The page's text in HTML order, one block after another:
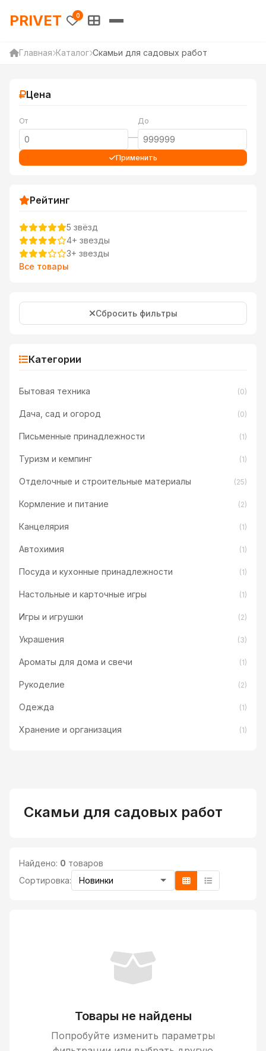
PRIVET — Каталог товаров
PRIVET 0
Главная Каталог Скамьи для садовых работ
Цена
От
—
До
Применить
Рейтинг
5 звёзд
4+ звезды
3+ звезды
Все товары
Сбросить фильтры
Категории
Бытовая техника (0)
Дача, сад и огород (0)
Письменные принадлежности (1)
Туризм и кемпинг (1)
Отделочные и строительные материалы (25)
Кормление и питание (2)
Канцелярия (1)
Автохимия (1)
Посуда и кухонные принадлежности (1)
Настольные и карточные игры (1)
Игры и игрушки (2)
Украшения (3)
Ароматы для дома и свечи (1)
Рукоделие (2)
Одежда (1)
Хранение и организация (1)
Скамьи для садовых работ
Найдено: 0 товаров
Сортировка:
Товары не найдены
Попробуйте изменить параметры